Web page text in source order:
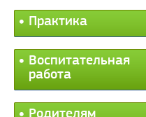
Практика
Воспитательная
работа
Родителям